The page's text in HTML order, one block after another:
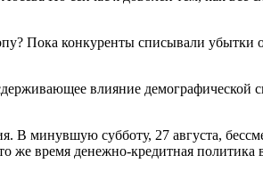
Пока конкуренты списывали
влияние
В минувшую субботу, 27 августа,
же время денежно-кредитная